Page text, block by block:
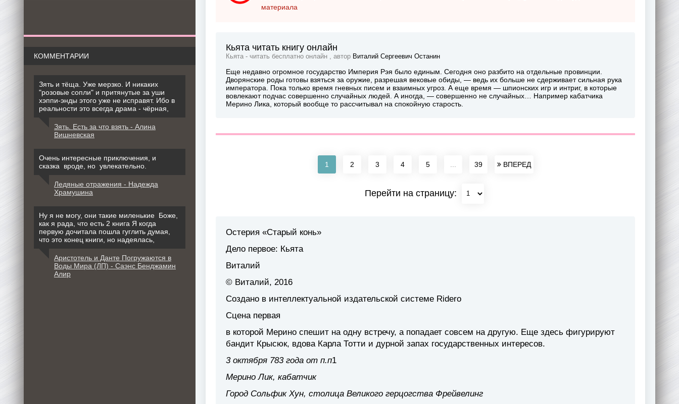
материала
Кьята читать книгу онлайн
Кьята - читать бесплатно онлайн , автор Виталий Сергеевич Останин
Еще недавно огромное государство Империя Рэя было единым. Сегодня оно разбито на отдельные провинции.
Дворянские роды готовы взяться за оружие, разрешая вековые обиды, — ведь их больше не сдерживает сильная рука
императора. Пока только время гневных писем и взаимных угроз. А еще время — шпионских игр и интриг, в которые
вовлекают подчас совершенно случайных людей. А иногда, — совершенно не случайных… Например кабатчика
Мерино Лика, который вообще то рассчитывал на спокойную старость.
1 2 3 4 5 39 ВПЕРЕД
Перейти на страницу:
Остерия «Старый конь»
Дело первое: Кьята
Виталий
© Виталий, 2016
Создано в интеллектуальной издательской системе Ridero
Сцена первая
в которой Мерино спешит на одну встречу, а попадает совсем на другую. Еще здесь фигурируют
бандит Крысюк, вдова Карла Тотти и дурной запах государственных интересов.
3 октября 783 года от п.п1
Мерино Лик, кабатчик
Город Сольфик Хун, столица Великого герцогства Фрейвелинг
КОММЕНТАРИИ
Зять и тёща. Уже мерзко. И никаких
"розовые сопли" и притянутые за уши
хэппи-энды этого уже не исправят. Ибо в
реальности это всегда драма - чёрная,
Зять. Есть за что взять - Алина
Вишневская
Очень интересные приключения, и
сказка вроде, но увлекательно.
Ледяные отражения - Надежда
Храмушина
Ну я не могу, они такие миленькие Боже,
как я рада, что есть 2 книга Я когда
первую дочитала пошла гуглить думая,
что это конец книги, но надеялась,
Аристотель и Данте Погружаются в
Воды Мира (ЛП) - Саэнс Бенджамин
Алир